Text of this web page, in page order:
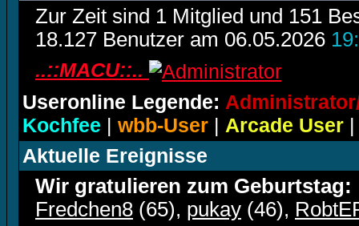
Zur Zeit sind 1 Mitglied und 151
18.127 Benutzer am 06.05.2026
..::MACU::..
Useronline Legende:
Kochfee | wbb-User | Arcade User
Aktuelle Ereignisse
Wir gratulieren zum Geburtstag:
Fredchen8 (65), pukay (46),